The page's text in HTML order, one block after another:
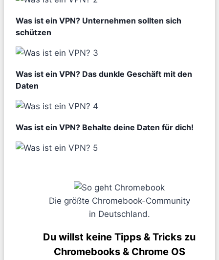
Was ist ein VPN? Unternehmen sollten sich
schützen
Was ist ein VPN? Das dunkle Geschäft mit den
Daten
Was ist ein VPN? Behalte deine Daten für dich!
Die größte Chromebook-Community
in Deutschland.
Du willst keine Tipps & Tricks zu
Chromebooks & Chrome OS